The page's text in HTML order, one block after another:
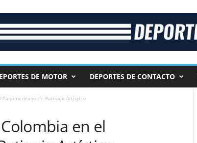
DE MOTOR DEPORTES DE CONTACTO
Panamericano de Patinaje Artístico
en el